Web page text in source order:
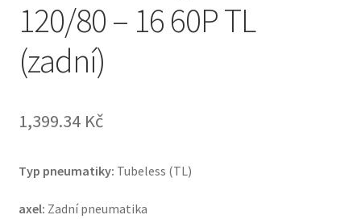
120/80 – 16 60P TL
(zadní)
1,399.34 Kč
Typ pneumatiky: Tubeless (TL)
axel: Zadní pneumatika